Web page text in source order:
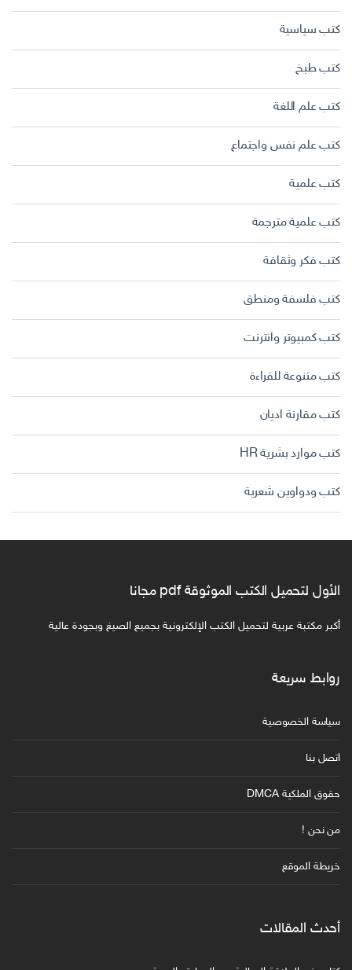
كتب سياسية
كتب طبخ
كتب علم اللغة
كتب علم نفس واجتماع
كتب علمية
كتب علمية مترجمة
كتب فكر وثقافة
كتب فلسفة ومنطق
كتب كمبيوتر وانترنت
كتب متنوعة للقراءة
كتب مقارنة اديان
كتب موارد بشرية HR
كتب ودواوين شعرية
الأول لتحميل الكتب الموثوقة pdf مجانا
أكبر مكتبة عربية لتحميل الكتب الإلكترونية بجميع الصيغ وبجودة عالية
روابط سريعة
سياسة الخصوصية
اتصل بنا
حقوق الملكية DMCA
من نحن !
خريطة الموقع
أحدث المقالات